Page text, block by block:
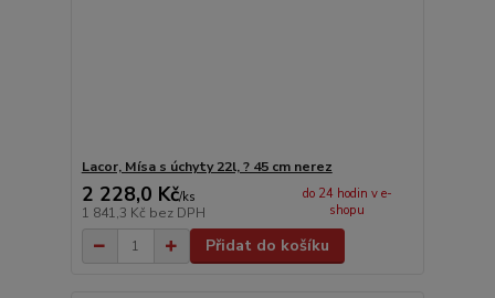
Lacor, Mísa s úchyty 22l, ? 45 cm nerez
2 228,0 Kč/ks
1 841,3 Kč bez DPH
do 24 hodin v e-
shopu
Přidat do košíku